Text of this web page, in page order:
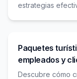
estrategias
Paquetes
empleados y
Descubre cómo